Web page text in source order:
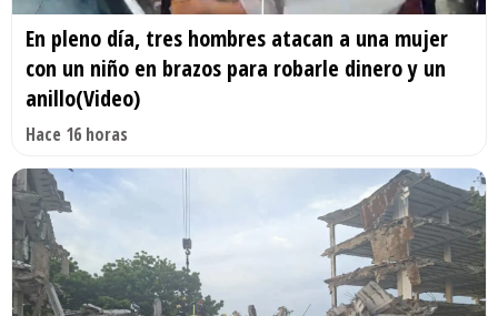
En pleno día, tres hombres atacan a una mujer
con un niño en brazos para robarle dinero y un
anillo(Video)
Hace 16 horas